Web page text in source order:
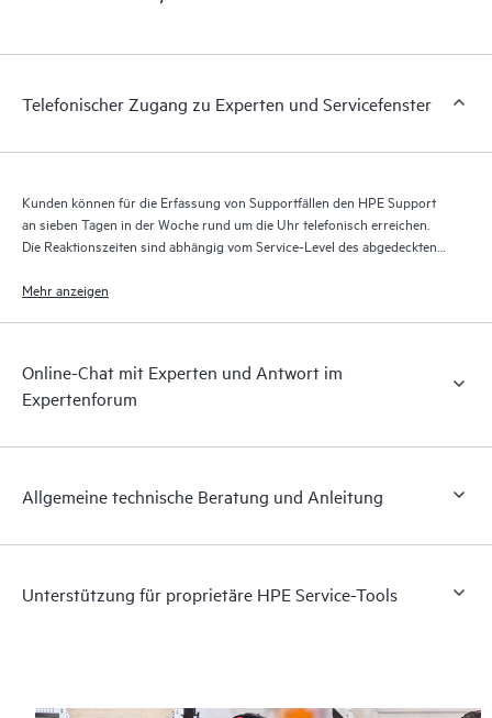
Supportverträgen liefert, die durch den HPE Tech Care Service
Verwaltung ihrer Assets. Sie sehen auf einen Blick, welche
interagieren. Mit neuen Self-Service-Tools können Kunden
selbst ausführen und ein Portal mit sorgfältig
zusammengestellten Wissensressourcen nutzen. HPE Tech Care
Beitrag für Operational Excellence und Leistungsoptimierung
vom Edge bis zur Cloud leisten.
Telefonischer Zugang zu Experten und Servicefenster
Kunden können für die Erfassung von Supportfällen den HPE Support
an sieben Tagen in der Woche rund um die Uhr telefonisch erreichen.
Die Reaktionszeiten sind abhängig vom Service-Level des abgedeckten
Mehr anzeigen
Online-Chat mit Experten und Antwort im
Expertenforum
Allgemeine technische Beratung und Anleitung
Unterstützung für proprietäre HPE Service-Tools